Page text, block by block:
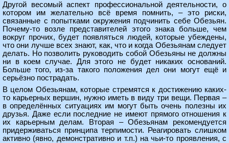
Другой весомый аспект профессиональной деятельности, о
котором им желательно всё время помнить, – это риски,
связанные с попытками окружения подчинить себе Обезьян.
Почему-то возле представителей этого знака больше, чем
вокруг прочих, будет появляться людей, которые убеждены,
что они лучше всех знают, как, что и когда Обезьянам следует
делать. Но позволить руководить собой Обезьяны не должны
ни в коем случае. Для этого не будет никаких оснований.
Больше того, из-за такого положения дел они могут ещё и
серьёзно пострадать.
В целом Обезьянам, которые стремятся к достижению каких-
то карьерных вершин, нужно иметь в виду три вещи. Первая –
в определённых ситуациях им могут быть очень полезны их
друзья. Даже если последние не имеют прямого отношения к
их карьерным делам. Вторая – Обезьянам рекомендуется
придерживаться принципа терпимости. Реагировать слишком
активно (явно, демонстративно и т.п.) на чьи-то проявления, с